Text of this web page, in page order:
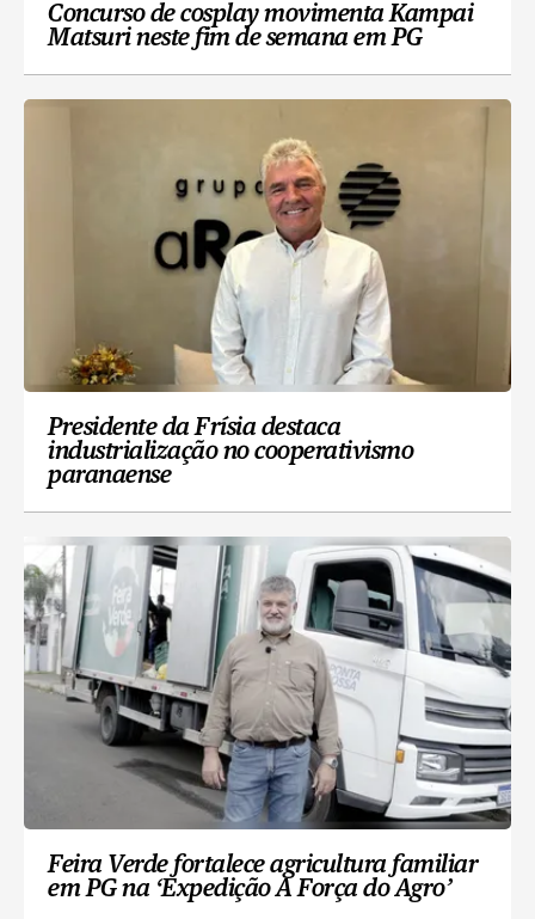
Concurso de cosplay movimenta Kampai
Matsuri neste fim de semana em PG
Presidente da Frísia destaca
industrialização no cooperativismo
paranaense
Feira Verde fortalece agricultura familiar
em PG na ‘Expedição A Força do Agro’